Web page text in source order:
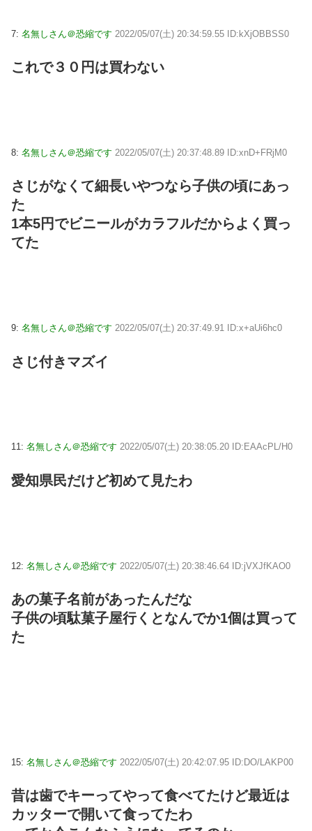
7: 名無しさん＠恐縮です 2022/05/07(土) 20:34:59.55 ID:kXjOBBSS0
これで３０円は買わない
8: 名無しさん＠恐縮です 2022/05/07(土) 20:37:48.89 ID:xnD+FRjM0
さじがなくて細長いやつなら子供の頃にあっ
た
1本5円でビニールがカラフルだからよく買っ
てた
9: 名無しさん＠恐縮です 2022/05/07(土) 20:37:49.91 ID:x+aUi6hc0
さじ付きマズイ
11: 名無しさん＠恐縮です 2022/05/07(土) 20:38:05.20 ID:EAAcPL/H0
愛知県民だけど初めて見たわ
12: 名無しさん＠恐縮です 2022/05/07(土) 20:38:46.64 ID:jVXJfKAO0
あの菓子名前があったんだな
子供の頃駄菓子屋行くとなんでか1個は買って
た
15: 名無しさん＠恐縮です 2022/05/07(土) 20:42:07.95 ID:DO/LAKP00
昔は歯でキーってやって食べてたけど最近は
カッターで開いて食ってたわ